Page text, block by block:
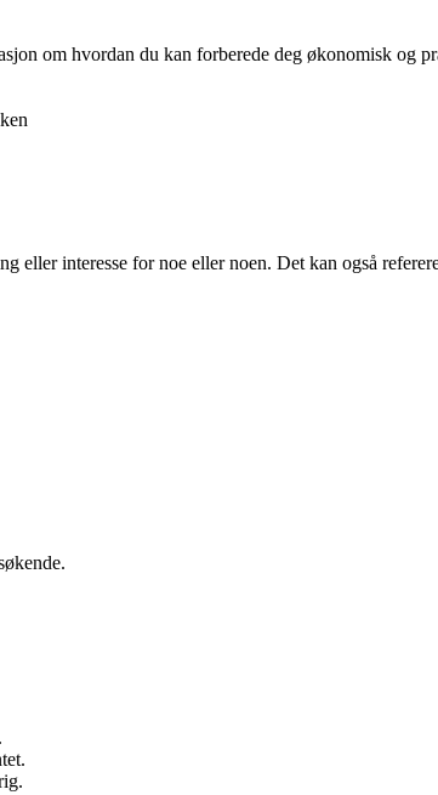
om hvordan du kan forberede deg økonomisk og
interesse for noe eller noen. Det kan også